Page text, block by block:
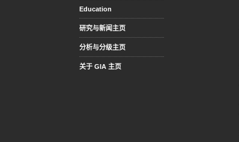
Education
研究与新闻主页
分析与分级主页
关于 GIA 主页